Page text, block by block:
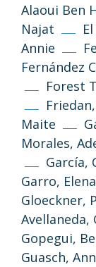
Alaoui Ben
Najat
Annie
Fernández
Forest
Maite
Morales,
García,
Garro, Elena
Gloeckner,
Avellaneda,
Gopegui,
Guasch,